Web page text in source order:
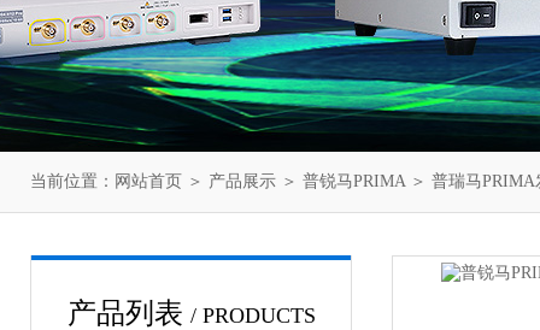
当前位置： 网站首页 ＞ 产品展示 ＞ 普锐马PRIMA＞ 普瑞马PRIMA
产品列表 / PRODUCTS